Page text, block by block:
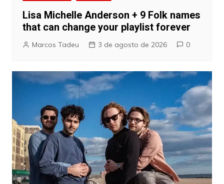
Lisa Michelle Anderson + 9 Folk names
that can change your playlist forever
Marcos Tadeu 3 de agosto de 2026 0